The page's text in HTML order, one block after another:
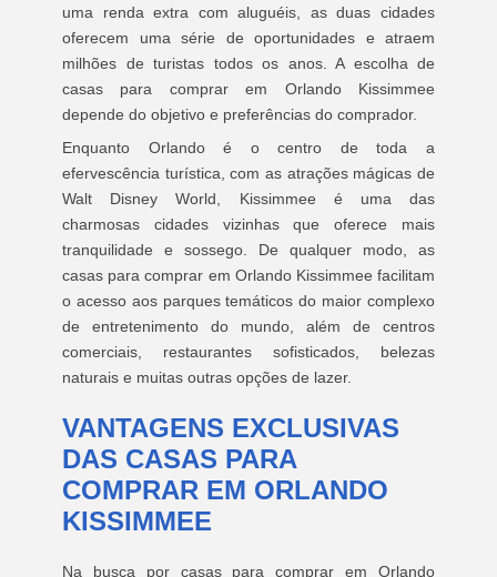
uma renda extra com aluguéis, as duas cidades
oferecem uma série de oportunidades e atraem
milhões de turistas todos os anos. A escolha de
casas para comprar em Orlando Kissimmee
depende do objetivo e preferências do comprador.
Enquanto Orlando é o centro de toda a
efervescência turística, com as atrações mágicas de
Walt Disney World, Kissimmee é uma das
charmosas cidades vizinhas que oferece mais
tranquilidade e sossego. De qualquer modo, as
casas para comprar em Orlando Kissimmee facilitam
o acesso aos parques temáticos do maior complexo
de entretenimento do mundo, além de centros
comerciais, restaurantes sofisticados, belezas
naturais e muitas outras opções de lazer.
VANTAGENS EXCLUSIVAS
DAS CASAS PARA
COMPRAR EM ORLANDO
KISSIMMEE
Na busca por casas para comprar em Orlando